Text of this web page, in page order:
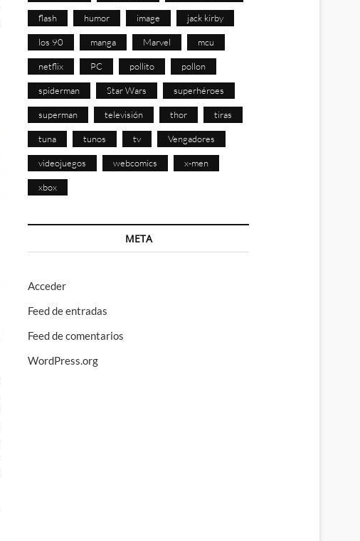
flash humor image jack kirby
los 90 manga Marvel mcu
netflix PC pollito pollon
spiderman Star Wars superhéroes
superman televisión thor tiras
tuna tunos tv Vengadores
videojuegos webcomics x-men
xbox
META
Acceder
Feed de entradas
Feed de comentarios
WordPress.org